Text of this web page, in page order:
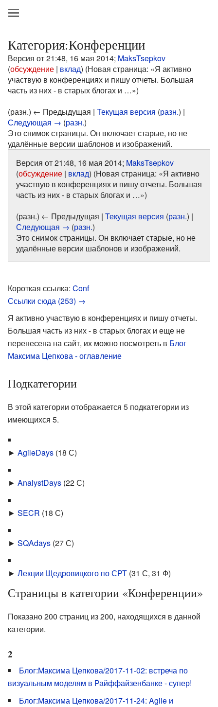
Категория:Конференции
Версия от 21:48, 16 мая 2014; MaksTsepkov
(обсуждение | вклад) (Новая страница: «Я активно
участвую в конференциях и пишу отчеты. Большая
часть из них - в старых блогах и …»)
(разн.) ← Предыдущая | Текущая версия (разн.) |
Следующая → (разн.)
Это снимок страницы. Он включает старые, но не
удалённые версии шаблонов и изображений.
Версия от 21:48, 16 мая 2014; MaksTsepkov
(обсуждение | вклад) (Новая страница: «Я активно
участвую в конференциях и пишу отчеты. Большая
часть из них - в старых блогах и …»)
(разн.) ← Предыдущая | Текущая версия (разн.) |
Следующая → (разн.)
Это снимок страницы. Он включает старые, но не
удалённые версии шаблонов и изображений.
Короткая ссылка: Conf
Ссылки сюда (253) →
Я активно участвую в конференциях и пишу отчеты.
Большая часть из них - в старых блогах и еще не
перенесена на сайт, их можно посмотреть в Блог
Максима Цепкова - оглавление
Подкатегории
В этой категории отображается 5 подкатегории из
имеющихся 5.
► AgileDays (18 С)
► AnalystDays (22 С)
► SECR (18 С)
► SQAdays (27 С)
► Лекции Щедровицкого по СРТ (31 С, 31 Ф)
Страницы в категории «Конференции»
Показано 200 страниц из 200, находящихся в данной
категории.
2
Блог:Максима Цепкова/2017-11-02: встреча по
визуальным моделям в Райффайзенбанке - супер!
Блог:Максима Цепкова/2017-11-24: Agile и